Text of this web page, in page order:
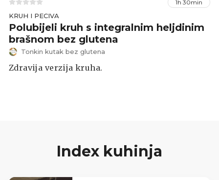
1h 30min
KRUH I PECIVA
Polubijeli kruh s integralnim heljdinim
brašnom bez glutena
Tonkin kutak bez glutena
Zdravija verzija kruha.
Index kuhinja